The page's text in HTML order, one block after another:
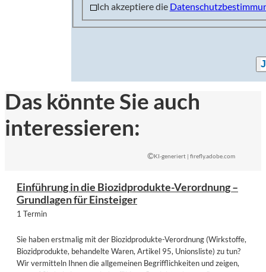
Ich akzeptiere die
Das könnte Sie auch
interessieren:
©KI-generiert | firefly.adobe.com
Einführung in die Biozidprodukte-Verordnung –
Grundlagen für Einsteiger
1 Termin
Sie haben erstmalig mit der Biozidprodukte-Verordnung (Wirkstoffe,
Biozidprodukte, behandelte Waren, Artikel 95, Unionsliste) zu tun?
Wir vermitteln Ihnen die allgemeinen Begrifflichkeiten und zeigen,